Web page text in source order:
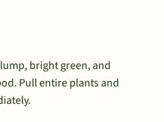
bright green, and
Pull entire plants and